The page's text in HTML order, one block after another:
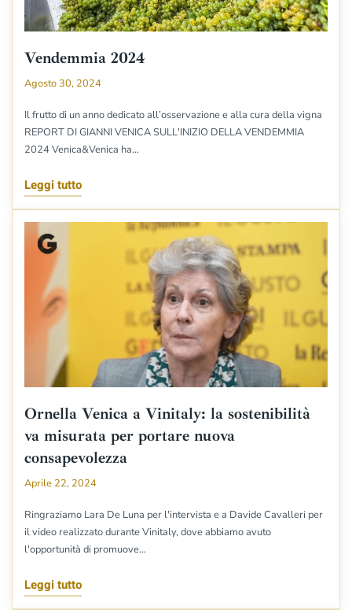
Vendemmia 2024
Agosto 30, 2024
Il frutto di un anno dedicato all’osservazione e alla cura della vigna
REPORT DI GIANNI VENICA SULL'INIZIO DELLA VENDEMMIA
2024 Venica&Venica ha…
Leggi tutto
Ornella Venica a Vinitaly: la sostenibilità
va misurata per portare nuova
consapevolezza
Aprile 22, 2024
Ringraziamo Lara De Luna per l'intervista e a Davide Cavalleri per
il video realizzato durante Vinitaly, dove abbiamo avuto
l'opportunità di promuove…
Leggi tutto